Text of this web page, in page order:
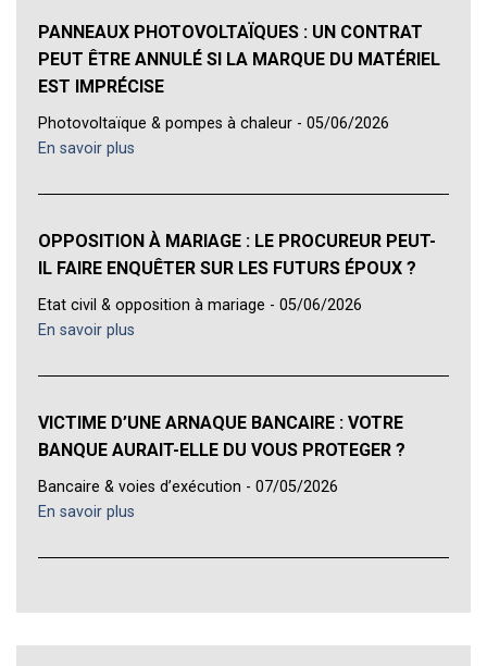
PANNEAUX PHOTOVOLTAÏQUES : UN CONTRAT
PEUT ÊTRE ANNULÉ SI LA MARQUE DU MATÉRIEL
EST IMPRÉCISE
Photovoltaïque & pompes à chaleur - 05/06/2026
En savoir plus
OPPOSITION À MARIAGE : LE PROCUREUR PEUT-
IL FAIRE ENQUÊTER SUR LES FUTURS ÉPOUX ?
Etat civil & opposition à mariage - 05/06/2026
En savoir plus
VICTIME D’UNE ARNAQUE BANCAIRE : VOTRE
BANQUE AURAIT-ELLE DU VOUS PROTEGER ?
Bancaire & voies d’exécution - 07/05/2026
En savoir plus